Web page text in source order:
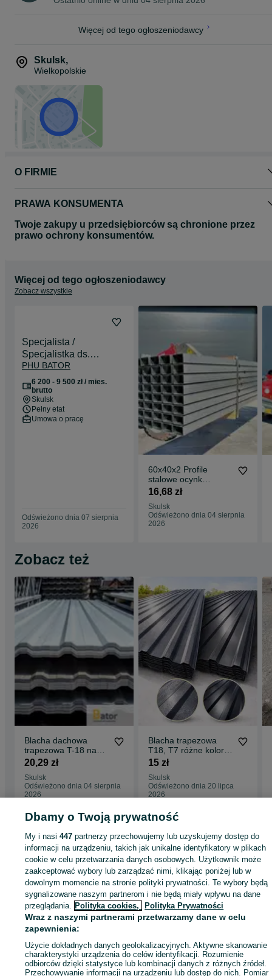
Więcej od tego ogłoszeniodawcy
Skulsk,
Wielkopolskie
O FIRMIE
PRAWA KONSUMENTA
Twoje zakupy u przedsiębiorców są chronione przez
prawo ochrony konsumentów.
Więcej od tego ogłoszeniodawcy
Zobacz wszystkie
Specjalista /
Specjalistka ds.
administracyjno-
księgowych
PHU BATOR
6 200 - 9 500 zł / mies.
brutto
Skulsk
Pełny etat
Umowa o pracę
Odświeżono dnia 07 sierpnia
2026
60x40x2 Profile
stalowe ocynk
zamknięte rury łaty
ogrodzenie słupy
16,68 zł
Skulsk
Odświeżono dnia 04 sierpnia
2026
Zobacz też
Blacha dachowa
trapezowa T-18 na
dach ściany
blachodachówka biała
20,29 zł
Skulsk
Odświeżono dnia 04 sierpnia
2026
Blacha trapezowa
T18, T7 różne kolory!
Szeroki wybór!
Bogata oferta!
15 zł
Skulsk
Odświeżono dnia 20 lipca
2026
Strona główna Budowa i Remont Pozostałe
Pozostałe - Wielkopolskie
Pozostałe - Skulsk
KATEGORIA
ID:668238376 Wyświetlenia:
Zadzwoń / SMS Wyślij wiadomość
Dbamy o Twoją prywatność
My i nasi447 partnerzy przechowujemy lub uzyskujemy dostęp do
informacji na urządzeniu, takich jak unikalne identyfikatory w plikach
cookie w celu przetwarzania danych osobowych. Użytkownik może
zaakceptować wybory lub zarządzać nimi, klikając poniżej lub w
dowolnym momencie na stronie polityki prywatności. Te wybory będą
sygnalizowane naszym partnerom i nie będą miały wpływu na dane
przeglądania. Polityka cookies, Polityka Prywatności
Wraz z naszymi partnerami przetwarzamy dane w celu
zapewnienia:
Użycie dokładnych danych geolokalizacyjnych. Aktywne skanowanie
charakterystyki urządzenia do celów identyfikacji. Rozumienie
odbiorców dzięki statystyce lub kombinacji danych z różnych źródeł.
Przechowywanie informacji na urządzeniu lub dostęp do nich. Pomiar